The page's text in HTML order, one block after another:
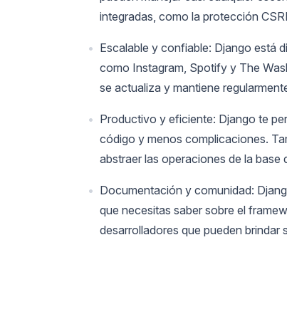
integradas, como la protección
Escalable y confiable: Django está
como Instagram, Spotify y The
se actualiza y mantiene
Productivo y eficiente: Django te
código y menos complicaciones.
abstraer las operaciones de la
Documentación y comunidad:
que necesitas saber sobre el
desarrolladores que pueden brindar